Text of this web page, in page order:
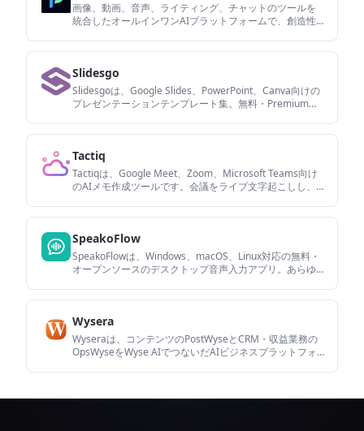
画像、動画、音声、ライティング、チャットのツールを
統合したオールインワンAIプラットフォームで、創造性
Slidesgo
Slidesgoは、Google Slides、PowerPoint、Canva向けの
プレゼンテーションテンプレート集。無料・Premiumテ
Tactiq
Tactiqは、Google Meet、Zoom、Microsoft Teams向け
のAIメモ作成ツールです。会議をライブ文字起こしし、
SpeakoFlow
SpeakoFlowは、Windows、macOS、Linux対応の無料・
オープンソースのデスクトップ音声入力アプリ。あらゆ
Wysera
Wyseraは、コンテンツのPostWyseとCRM・収益業務の
OpsWyseをWyse AIでつないだAIビジネスプラットフォ